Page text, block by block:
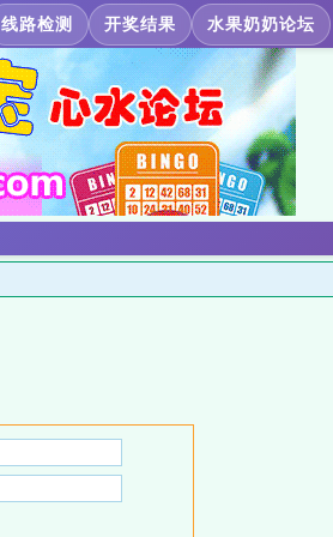
线路检测 开奖结果 水果奶奶论坛